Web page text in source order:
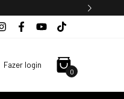
Fazer login
0